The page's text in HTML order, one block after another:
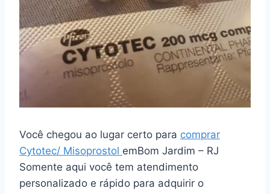
Você chegou ao lugar certo para comprar
Cytotec/ Misoprostol emBom Jardim – RJ
Somente aqui você tem atendimento
personalizado e rápido para adquirir o